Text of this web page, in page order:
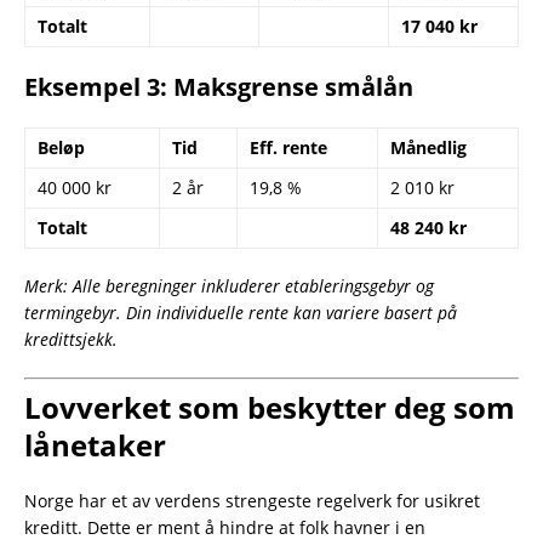
Totalt
17 040 kr
Eksempel 3: Maksgrense smålån
Beløp Tid Eff. rente
Månedlig
40 000 kr
2 år 19,8 %
2 010 kr
Totalt
48 240 kr
Merk: Alle beregninger inkluderer etableringsgebyr og
termingebyr. Din individuelle rente kan variere basert på
kredittsjekk.
Lovverket som beskytter deg som
lånetaker
Norge har et av verdens strengeste regelverk for usikret
kreditt. Dette er ment å hindre at folk havner i en